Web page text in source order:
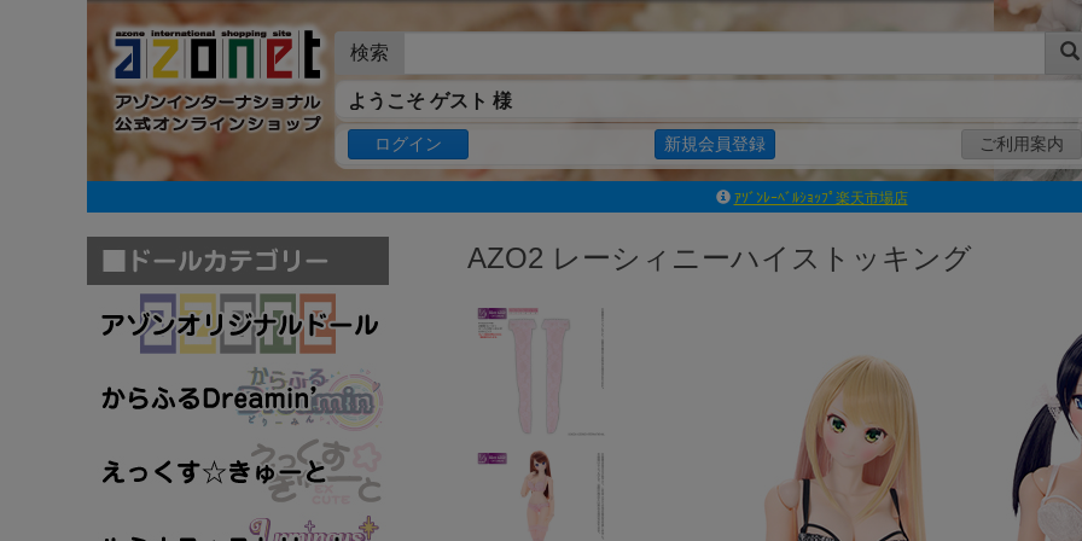
検索
ようこそ ゲスト 様
ログイン 新規会員登録 ご利用案内
ｱｿﾞﾝﾚｰﾍﾞﾙｼｮｯﾌﾟ楽天市場店
ｱｿﾞﾝｵﾝﾗｲﾝｼｮｯﾌﾟX
AZO2 レーシィニーハイストッキング